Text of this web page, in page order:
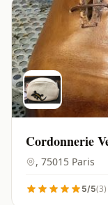
Cordonnerie
, 75015 Paris
5/5(3)